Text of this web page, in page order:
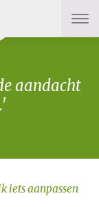
aandacht
iets aanpassen